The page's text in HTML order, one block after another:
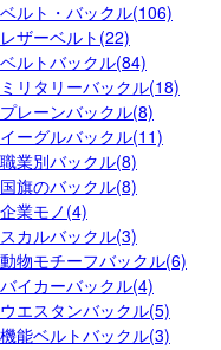
ベルト・バックル(106)
レザーベルト(22)
ベルトバックル(84)
ミリタリーバックル(18)
プレーンバックル(8)
イーグルバックル(11)
職業別バックル(8)
国旗のバックル(8)
企業モノ(4)
スカルバックル(3)
動物モチーフバックル(6)
バイカーバックル(4)
ウエスタンバックル(5)
機能ベルトバックル(3)